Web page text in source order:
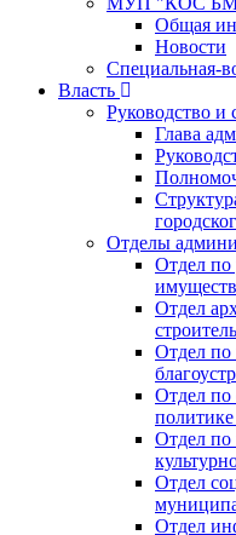
Общая
Новости
Специальная-
Власть
Руководство и
Глава
Отделы
Отдел
Отдел
Отдел по
Отдел по
Отдел по
Отдел
Отдел